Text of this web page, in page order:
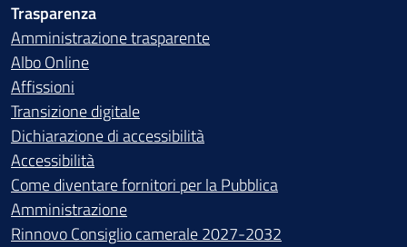
Trasparenza
Amministrazione trasparente
Albo Online
Affissioni
Transizione digitale
Dichiarazione di accessibilità
Accessibilità
Come diventare fornitori per la Pubblica
Amministrazione
Rinnovo Consiglio camerale 2027-2032